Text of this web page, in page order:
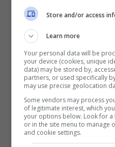
apertura f/2.0. Si tratta
appositamente
mancano la
possibilità di
fino a 6400.
Store and/or access
Learn more
Your personal data will be
your device (cookies, unique
data) may be stored by,
partners, or used specifically
may use precise geolocation
Some vendors may process
of legitimate interest, which
your options below. Look for
or in the site menu to manage
and cookie settings.